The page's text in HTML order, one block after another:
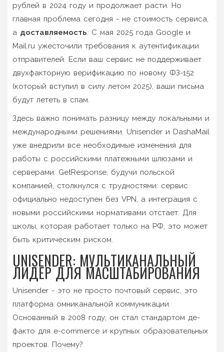
рублей в 2024 году и продолжает расти. Но
главная проблема сегодня - не стоимость сервиса,
а доставляемость. С мая 2025 года Google и
Mail.ru ужесточили требования к аутентификации
отправителей. Если ваш сервис не поддерживает
двухфакторную верификацию по новому ФЗ-152
(который вступил в силу летом 2025), ваши письма
будут лететь в спам.
Здесь важно понимать разницу между локальными и
международными решениями. Unisender и DashaMail
уже внедрили все необходимые изменения для
работы с российскими платежными шлюзами и
серверами. GetResponse, будучи польской
компанией, столкнулся с трудностями: сервис
официально недоступен без VPN, а интеграция с
новыми российскими нормативами отстает. Для
школы, которая работает только на РФ, это может
быть критическим риском.
UNISENDER: МУЛЬТИКАНАЛЬНЫЙ
ЛИДЕР ДЛЯ МАСШТАБИРОВАНИЯ
Unisender - это не просто почтовый сервис, это
платформа омниканальной коммуникации.
Основанный в 2008 году, он стал стандартом де-
факто для e-commerce и крупных образовательных
проектов. Почему?